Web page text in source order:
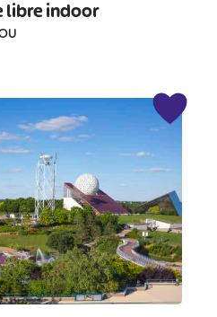
libre indoor
#
#